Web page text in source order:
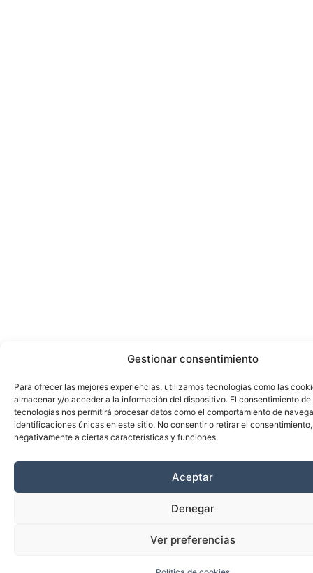
Gestionar consentimiento
Para ofrecer las mejores experiencias, utilizamos tecnologías como las
almacenar y/o acceder a la información del dispositivo. El consentimiento de
tecnologías nos permitirá procesar datos como el comportamiento de
identificaciones únicas en este sitio. No consentir o retirar el
negativamente a ciertas características y funciones.
Aceptar
Denegar
Ver preferencias